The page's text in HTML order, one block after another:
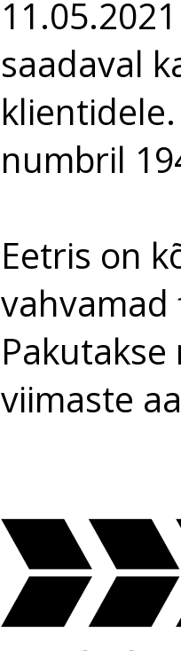
saadaval
numbril
Eetris on
viimaste